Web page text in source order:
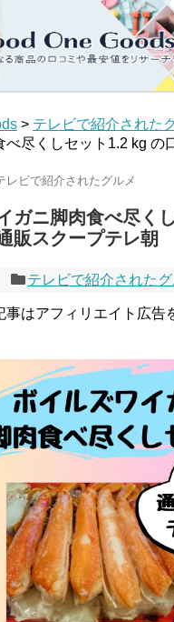
> テレビで紹介された
べ尽くしセット1.2 kg の
レビで紹介されたグルメ
ガニ脚肉食べ尽く
販スクープテレ朝
テレビで紹介されたグ
事はアフィリエイト広告